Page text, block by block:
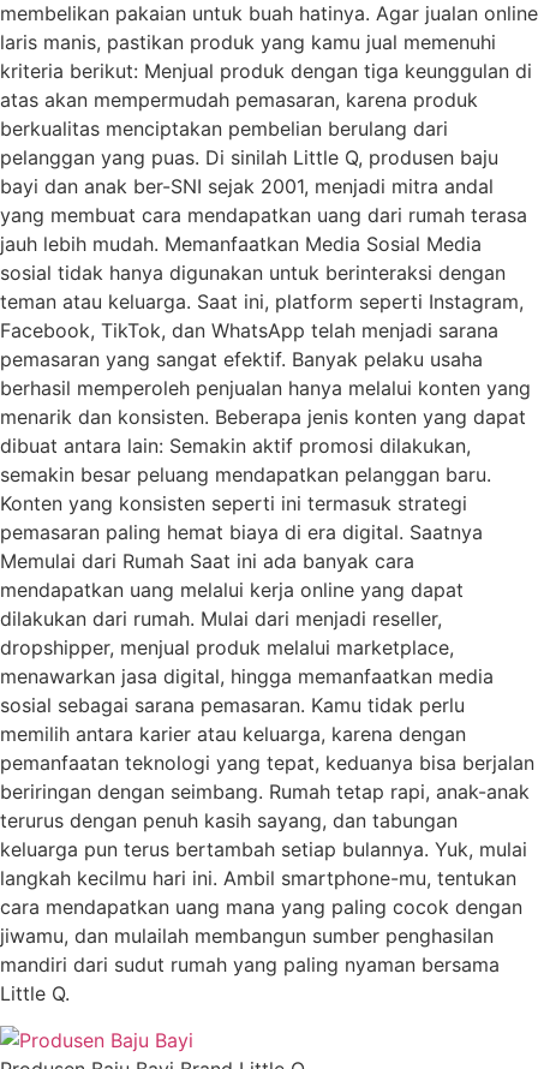
membelikan pakaian untuk buah hatinya. Agar jualan online
laris manis, pastikan produk yang kamu jual memenuhi
kriteria berikut: Menjual produk dengan tiga keunggulan di
atas akan mempermudah pemasaran, karena produk
berkualitas menciptakan pembelian berulang dari
pelanggan yang puas. Di sinilah Little Q, produsen baju
bayi dan anak ber-SNI sejak 2001, menjadi mitra andal
yang membuat cara mendapatkan uang dari rumah terasa
jauh lebih mudah. Memanfaatkan Media Sosial Media
sosial tidak hanya digunakan untuk berinteraksi dengan
teman atau keluarga. Saat ini, platform seperti Instagram,
Facebook, TikTok, dan WhatsApp telah menjadi sarana
pemasaran yang sangat efektif. Banyak pelaku usaha
berhasil memperoleh penjualan hanya melalui konten yang
menarik dan konsisten. Beberapa jenis konten yang dapat
dibuat antara lain: Semakin aktif promosi dilakukan,
semakin besar peluang mendapatkan pelanggan baru.
Konten yang konsisten seperti ini termasuk strategi
pemasaran paling hemat biaya di era digital. Saatnya
Memulai dari Rumah Saat ini ada banyak cara
mendapatkan uang melalui kerja online yang dapat
dilakukan dari rumah. Mulai dari menjadi reseller,
dropshipper, menjual produk melalui marketplace,
menawarkan jasa digital, hingga memanfaatkan media
sosial sebagai sarana pemasaran. Kamu tidak perlu
memilih antara karier atau keluarga, karena dengan
pemanfaatan teknologi yang tepat, keduanya bisa berjalan
beriringan dengan seimbang. Rumah tetap rapi, anak-anak
terurus dengan penuh kasih sayang, dan tabungan
keluarga pun terus bertambah setiap bulannya. Yuk, mulai
langkah kecilmu hari ini. Ambil smartphone-mu, tentukan
cara mendapatkan uang mana yang paling cocok dengan
jiwamu, dan mulailah membangun sumber penghasilan
mandiri dari sudut rumah yang paling nyaman bersama
Little Q.